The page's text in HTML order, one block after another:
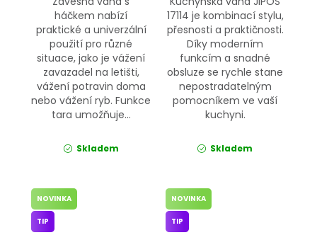
háčkem nabízí
praktické a univerzální
použití pro různé
situace, jako je vážení
zavazadel na letišti,
vážení potravin doma
nebo vážení ryb. Funkce
tara umožňuje...
Skladem
17114 je kombinací stylu,
přesnosti a praktičnosti.
Díky moderním
funkcím a snadné
obsluze se rychle stane
nepostradatelným
pomocníkem ve vaší
kuchyni.
Skladem
NOVINKA
TIP
NOVINKA
TIP